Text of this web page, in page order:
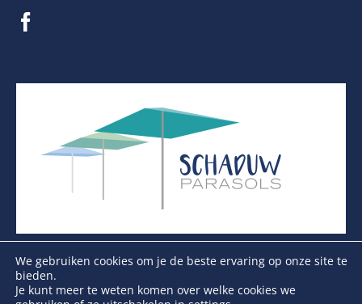
We gebruiken cookies om je de beste ervaring op onze site te
bieden.
Je kunt meer te weten komen over welke cookies we